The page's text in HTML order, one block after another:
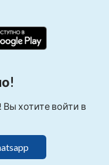
хотите войти в